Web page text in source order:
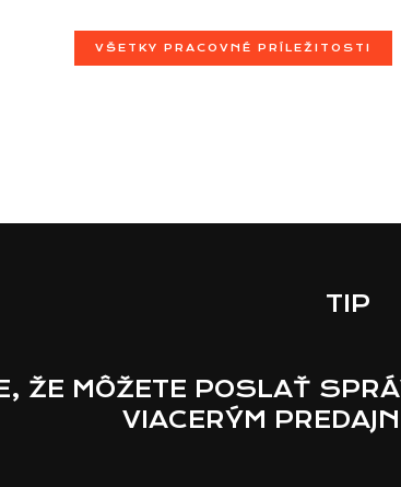
VŠETKY PRACOVNÉ PRÍLEŽITOSTI
TIP
ŽE MÔŽETE POSLAŤ
VIACERÝM